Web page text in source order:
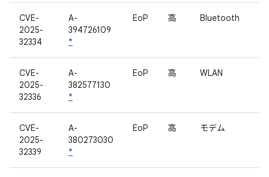
CVE-
2025-
32334
A-
394726109
*
EoP 高 Bluetooth
CVE-
2025-
32336
A-
382577130
*
EoP 高 WLAN
CVE-
2025-
32339
A-
380273030
*
EoP 高 モデム